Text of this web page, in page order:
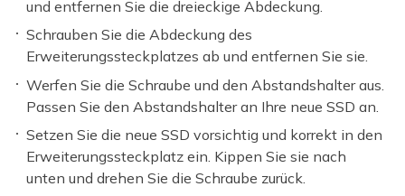
und entfernen Sie die dreieckige Abdeckung.
Schrauben Sie die Abdeckung des
Erweiterungssteckplatzes ab und entfernen Sie sie.
Werfen Sie die Schraube und den Abstandshalter aus.
Passen Sie den Abstandshalter an Ihre neue SSD an.
Setzen Sie die neue SSD vorsichtig und korrekt in den
Erweiterungssteckplatz ein. Kippen Sie sie nach
unten und drehen Sie die Schraube zurück.